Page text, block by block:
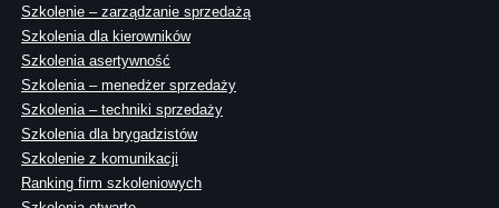
Szkolenie – zarządzanie sprzedażą
Szkolenia dla kierowników
Szkolenia asertywność
Szkolenia – menedżer sprzedaży
Szkolenia – techniki sprzedaży
Szkolenia dla brygadzistów
Szkolenie z komunikacji
Ranking firm szkoleniowych